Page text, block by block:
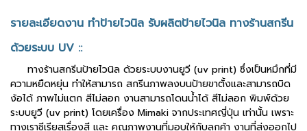
รายละเอียดงาน ทำป้ายไวนิล รับผลิตป้ายไวนิล ทางร้านสกรีน
ด้วยระบบ UV ::
ทางร้านสกรีนป้ายไวนิล ด้วยระบบงานยูวี (uv print) ซึ่งเป็นหมึกที่มี
ความหยืดหยุ่น ทำให้สามารถ สกรีนภาพลงบนป้ายขาตั้งและสามารถบิด
ง้อได้ ภาพไม่แตก สีไม่ลอก งานสามารถโดนน้ำได้ สีไม่ลอก พิมพ์ด้วย
ระบบยูวี (uv print) โดยเครื่อง Mimaki จากประเทศญี่ปุ่น เท่านั้น เพราะ
ทางเราซีเรียสเรื่องสี และ คุณภาพงานที่มอบให้กับลูกค้า งานที่ส่งออกไป